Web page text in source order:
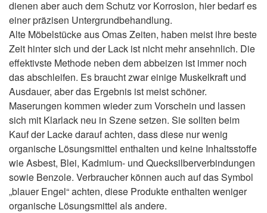
dienen aber auch dem Schutz vor Korrosion, hier bedarf es
einer präzisen Untergrundbehandlung.
Alte Möbelstücke aus Omas Zeiten, haben meist ihre beste
Zeit hinter sich und der Lack ist nicht mehr ansehnlich. Die
effektivste Methode neben dem abbeizen ist immer noch
das abschleifen. Es braucht zwar einige Muskelkraft und
Ausdauer, aber das Ergebnis ist meist schöner.
Maserungen kommen wieder zum Vorschein und lassen
sich mit Klarlack neu in Szene setzen. Sie sollten beim
Kauf der Lacke darauf achten, dass diese nur wenig
organische Lösungsmittel enthalten und keine Inhaltsstoffe
wie Asbest, Blei, Kadmium- und Quecksilberverbindungen
sowie Benzole. Verbraucher können auch auf das Symbol
„blauer Engel“ achten, diese Produkte enthalten weniger
organische Lösungsmittel als andere.